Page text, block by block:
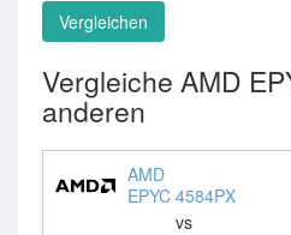
Vergleichen
Vergleiche AMD
anderen
AMD
EPYC 4584PX
vs